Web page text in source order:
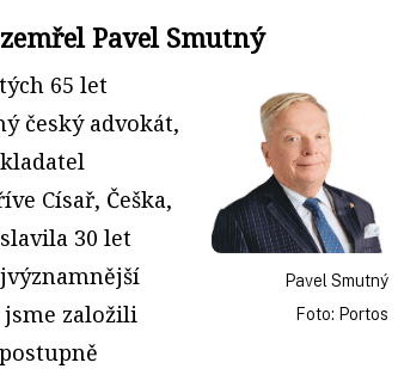
Pavel Smutný
Pavel Smutný
Foto: Portos
65 let
český advokát,
Císař, Češka,
30 let
založili